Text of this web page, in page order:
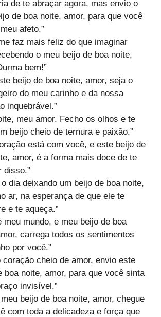
de te abraçar agora, mas envio o
de boa noite, amor, para que você
afeto.”
faz mais feliz do que imaginar
o meu beijo de boa noite,
bem!”
beijo de boa noite, amor, seja o
do meu carinho e da nossa
inquebrável.”
meu amor. Fecho os olhos e te
beijo cheio de ternura e paixão.”
está com você, e este beijo de
amor, é a forma mais doce de te
disso.”
o dia deixando um beijo de boa noite,
ar, na esperança de que ele te
e te aqueça.”
meu mundo, e meu beijo de boa
carrega todos os sentimentos
por você.”
coração cheio de amor, envio este
boa noite, amor, para que você sinta
invisível.”
meu beijo de boa noite, amor, chegue
com toda a delicadeza e força que